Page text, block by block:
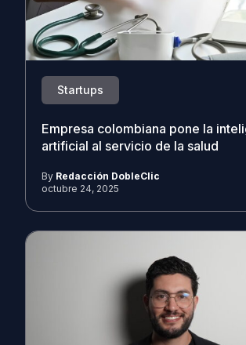
Startups
Empresa colombiana pone la
artificial al servicio de la salud
By Redacción DobleClic
octubre 24, 2025